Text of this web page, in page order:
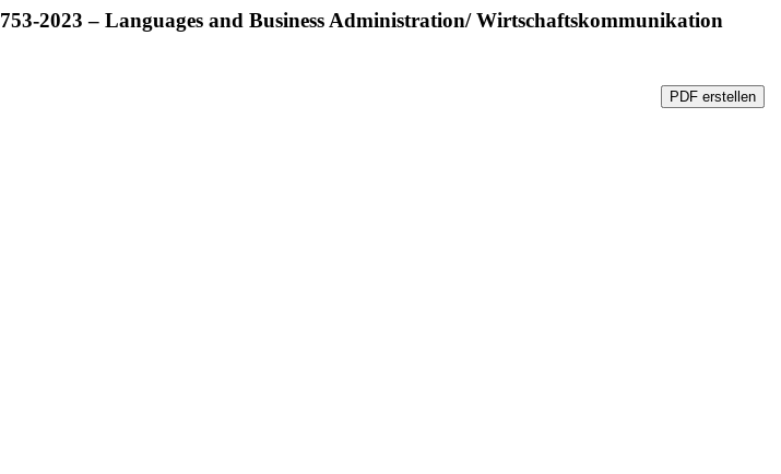
753-2023 – Languages and Business Administration/ Wirtschaftskommunikation
PDF erstellen
PDF erstellen